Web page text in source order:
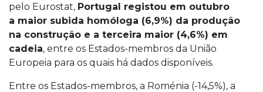
pelo Eurostat, Portugal registou em outubro
a maior subida homóloga (6,9%) da produção
na construção e a terceira maior (4,6%) em
cadeia, entre os Estados-membros da União
Europeia para os quais há dados disponíveis.
Entre os Estados-membros, a Roménia (-14,5%), a